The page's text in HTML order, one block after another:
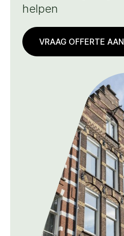
helpen
VRAAG OFFERTE AAN